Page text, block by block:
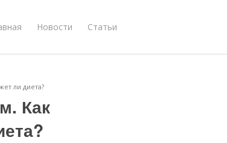
Новости Статьи
ли диета?
Как